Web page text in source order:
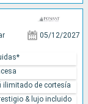
05/12/2027
ilimitado de cortesía
& lujo incluido